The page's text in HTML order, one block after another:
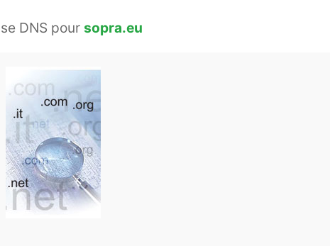
DNS pour sopra.eu